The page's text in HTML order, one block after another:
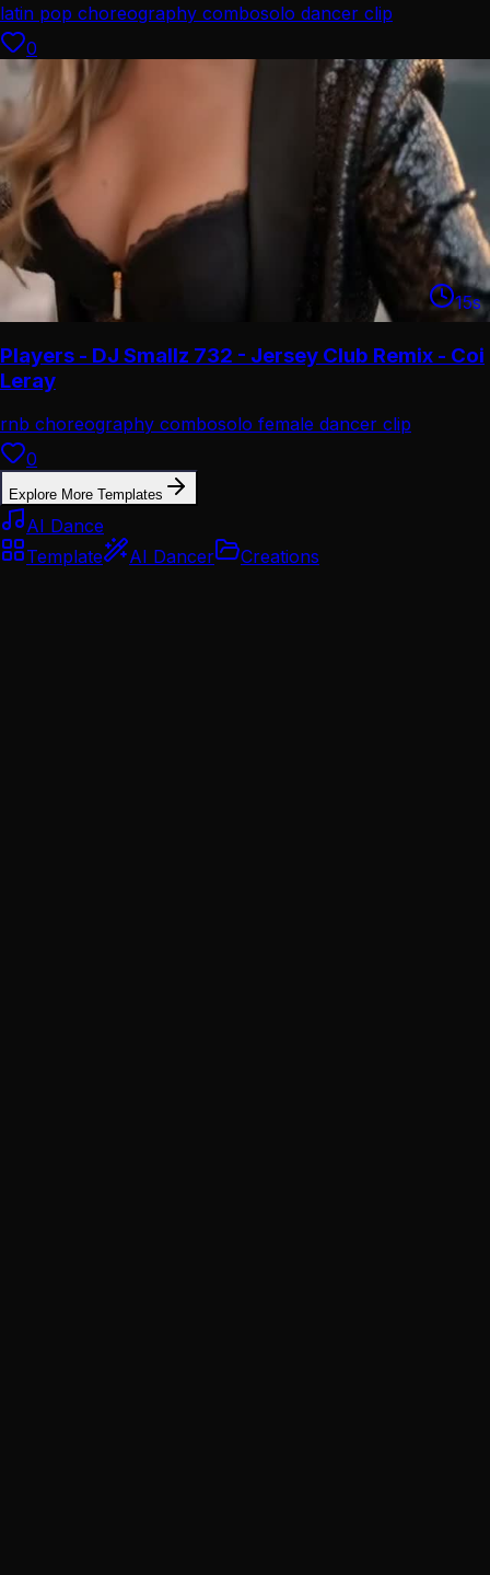
latin pop choreography combosolo dancer clip
0
15s
Players - DJ Smallz 732 - Jersey Club Remix - Coi
Leray
rnb choreography combosolo female dancer clip
0
Explore More Templates
AI Dance
Template
AI Dancer Creations